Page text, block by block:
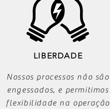
LIBERDADE
Nossos processos não são
engessados, e permitimos
flexibilidade na operação